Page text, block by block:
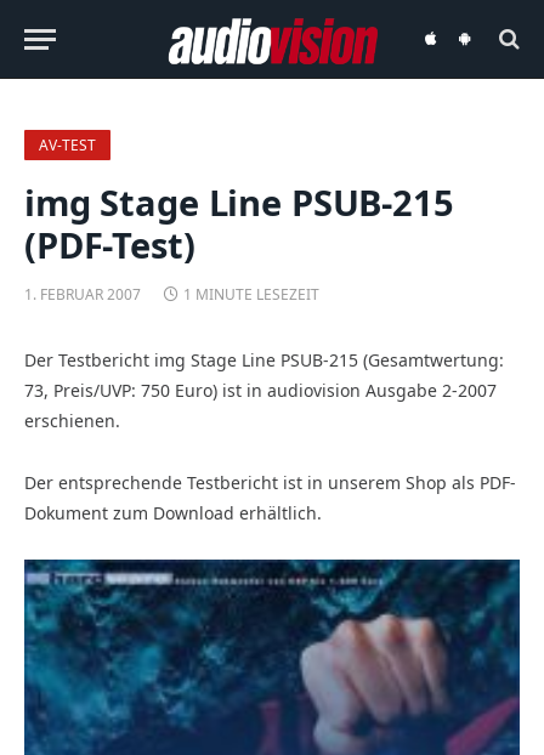
audiovisionaudiovision
AV-TEST
img Stage Line PSUB-215
(PDF-Test)
1. FEBRUAR 2007 1 MINUTE LESEZEIT
Der Testbericht img Stage Line PSUB-215 (Gesamtwertung:
73, Preis/UVP: 750 Euro) ist in audiovision Ausgabe 2-2007
erschienen.
Der entsprechende Testbericht ist in unserem Shop als PDF-
Dokument zum Download erhältlich.